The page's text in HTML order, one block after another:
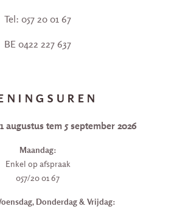
Tel: 057 20 01 67
BE 0422 227 637
augustus tem 5 september 2026
Maandag:
Enkel op afspraak
057/20 01 67
Donderdag & Vrijdag: